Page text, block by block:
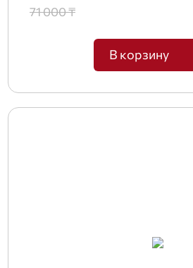
71 000 ₸
В корзину